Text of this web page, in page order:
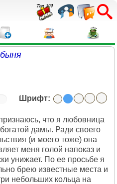
Шрифт:
что я любовница
дамы. Ради своего
(и моего тоже) она
меня голой напоказ и
унижает. По ее просьбе я
брею известные места и
небольших кольца на